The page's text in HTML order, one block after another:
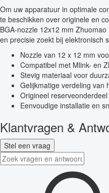
Om uw apparatuur in optimale
te beschikken over originele en
BGA-nozzle 12x12 mm
en precisie zoekt bij elektronisch
Nozzle van 12 x 12 mm
Compatibel met Mlink- en
Stevig materiaal voor
Gelijkmatige verdeling van
Origineel
Eenvoudige installatie en
Klantvragen &
Stel een vraag